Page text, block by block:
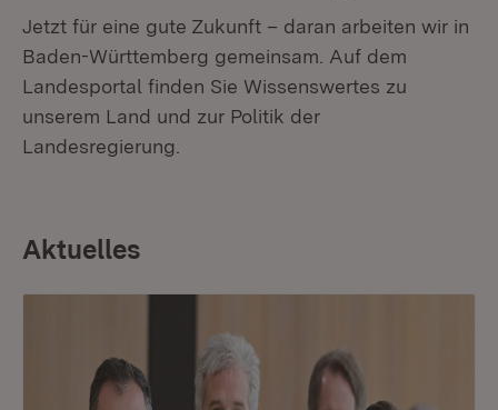
Jetzt für eine gute Zukunft – daran arbeiten wir in
Baden-Württemberg gemeinsam. Auf dem
Landesportal finden Sie Wissenswertes zu
unserem Land und zur Politik der
Landesregierung.
Aktuelles